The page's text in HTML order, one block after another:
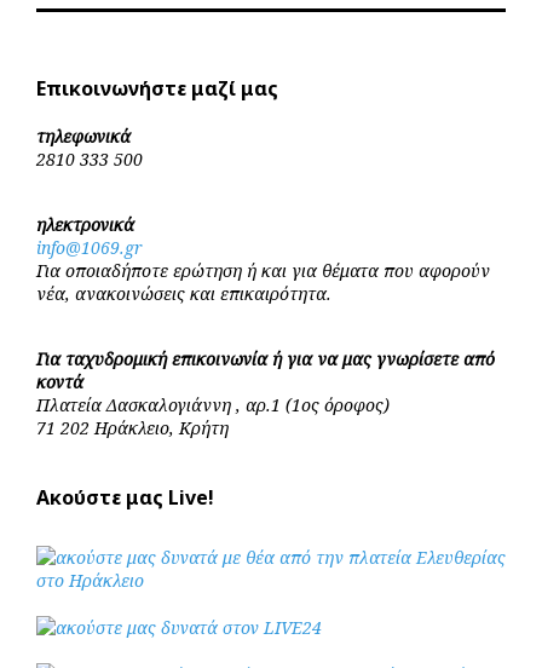
Επικοινωνήστε μαζί μας
τηλεφωνικά
2810 333 500
ηλεκτρονικά
info@1069.gr
Για οποιαδήποτε ερώτηση ή και για θέματα που αφορούν
νέα, ανακοινώσεις και επικαιρότητα.
Για ταχυδρομική επικοινωνία ή για να μας γνωρίσετε από
κοντά
Πλατεία Δασκαλογιάννη , αρ.1 (1ος όροφος)
71 202 Ηράκλειο, Κρήτη
Ακούστε μας Live!